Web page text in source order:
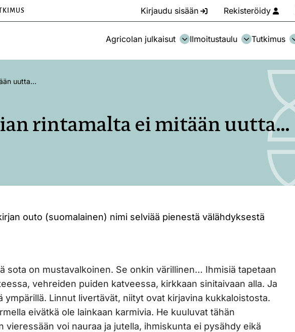
Kirjaudu sisään Rekisteröidy
Agricolan julkaisut Ilmoitustaulu Tutkimus
uutta…
rintamalta ei mitään uutta…
outo (suomalainen) nimi selviää pienestä välähdyksestä
sota on mustavalkoinen. Se onkin värillinen… Ihmisiä tapetaan
vehreiden puiden katveessa, kirkkaan sinitaivaan alla. Ja
ympärillä. Linnut livertävät, niityt ovat kirjavina kukkaloistosta.
eivätkä ole lainkaan karmivia. He kuuluvat tähän
vieressään voi nauraa ja jutella, ihmiskunta ei pysähdy eikä